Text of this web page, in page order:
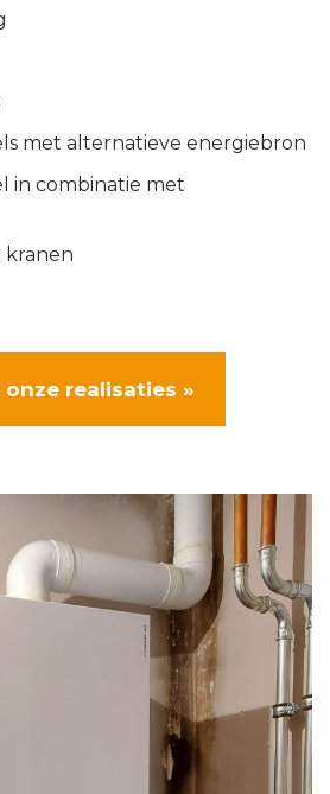
met alternatieve energiebron
in combinatie met
kranen
onze realisaties »